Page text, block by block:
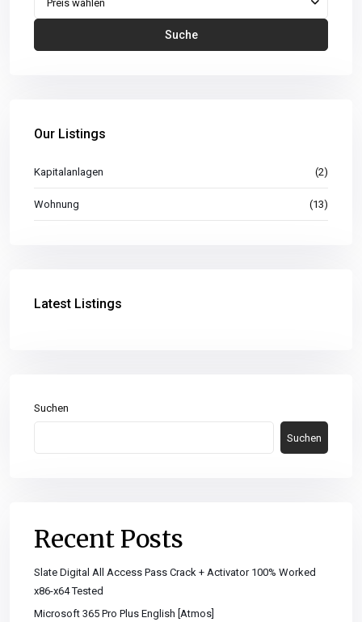
Preis wählen
Suche
Our Listings
Kapitalanlagen (2)
Wohnung (13)
Latest Listings
Suchen
Suchen
Recent Posts
Slate Digital All Access Pass Crack + Activator 100% Worked
x86-x64 Tested
Microsoft 365 Pro Plus English [Atmos]